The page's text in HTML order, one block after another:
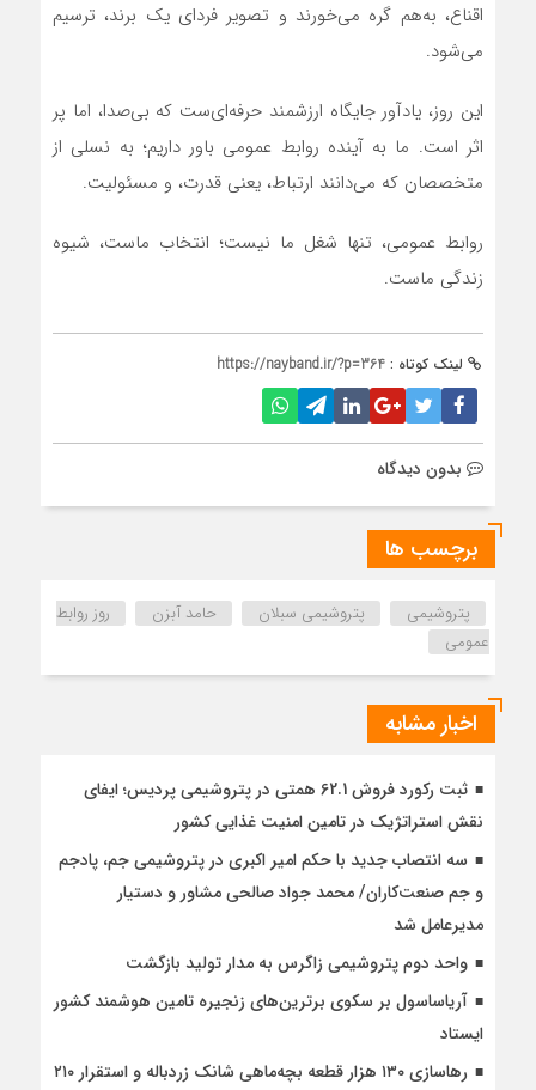
اقناع، به‌هم گره می‌خورند و تصویر فردای یک برند، ترسیم
می‌شود.
این روز، یادآور جایگاه ارزشمند حرفه‌ای‌ست که بی‌صدا، اما پر
اثر است. ما به آینده روابط عمومی باور داریم؛ به نسلی از
متخصصان که می‌دانند ارتباط، یعنی قدرت، و مسئولیت.
روابط عمومی، تنها شغل ما نیست؛ انتخاب ماست، شیوه
زندگی ماست.
لینک کوتاه : https://nayband.ir/?p=364
بدون دیدگاه
برچسب ها
پتروشیمی پتروشیمی سبلان حامد آبزن
روز روابط
عمومی
اخبار مشابه
ثبت رکورد فروش 62.1 همتی در پتروشیمی پردیس؛ ایفای
نقش استراتژیک در تامین امنیت غذایی کشور
سه انتصاب جدید با حکم امیر اکبری در پتروشیمی جم، پادجم
و جم صنعت‌کاران/ محمد جواد صالحی مشاور و دستیار
مدیرعامل شد
واحد دوم پتروشیمی زاگرس به مدار تولید بازگشت
آریاساسول بر سکوی برترین‌های زنجیره تامین هوشمند کشور
ایستاد
رهاسازی ۱۳۰ هزار قطعه بچه‌ماهی شانک زردباله و استقرار ۲۱۰